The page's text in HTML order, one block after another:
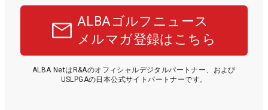
ALBAゴルフニュース
メルマガ登録はこちら
ALBA NetはR&Aのオフィシャルデジタルパートナー、および
USLPGAの日本公式サイトパートナーです。